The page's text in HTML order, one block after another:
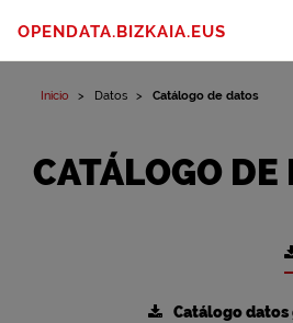
OPENDATA.BIZKAIA.EUS
Inicio Datos Catálogo de datos
CATÁLOGO DE
Catálogo